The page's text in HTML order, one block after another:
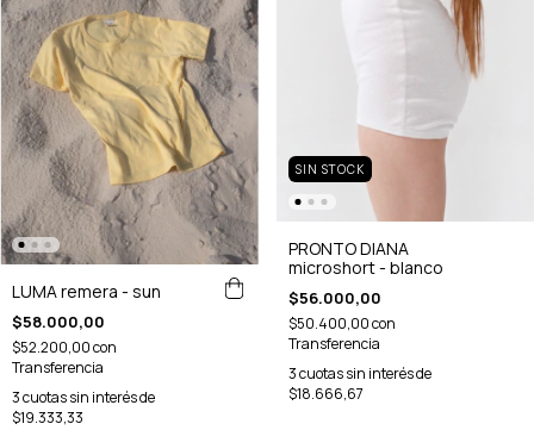
LUMA remera - sun
$58.000,00
$52.200,00con
Transferencia
3cuotas sin interés de
$19.333,33
SIN STOCK
PRONTO DIANA
microshort - blanco
$56.000,00
$50.400,00con
Transferencia
3cuotas sin interés de
$18.666,67